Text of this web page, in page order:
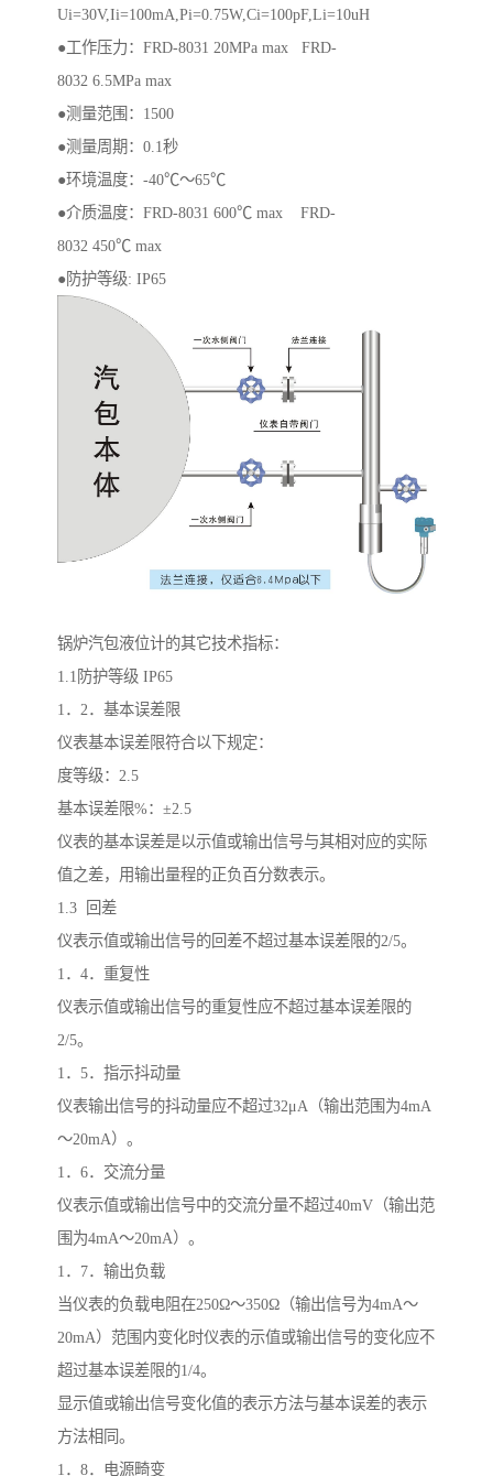
Ui=30V,Ii=100mA,Pi=0.75W,Ci=100pF,Li=10uH
●工作压力：FRD-8031 20MPa max FRD-
8032 6.5MPa max
●测量范围：1500
●测量周期：0.1秒
●环境温度：-40℃～65℃
●介质温度：FRD-8031 600℃ max FRD-
8032 450℃ max
●防护等级: IP65
锅炉汽包液位计的其它技术指标：
1.1防护等级 IP65
1．2．基本误差限
仪表基本误差限符合以下规定：
度等级：2.5
基本误差限%：±2.5
仪表的基本误差是以示值或输出信号与其相对应的实际
值之差，用输出量程的正负百分数表示。
1.3 回差
仪表示值或输出信号的回差不超过基本误差限的2/5。
1．4．重复性
仪表示值或输出信号的重复性应不超过基本误差限的
2/5。
1．5．指示抖动量
仪表输出信号的抖动量应不超过32μA（输出范围为4mA
～20mA）。
1．6．交流分量
仪表示值或输出信号中的交流分量不超过40mV（输出范
围为4mA～20mA）。
1．7．输出负载
当仪表的负载电阻在250Ω～350Ω（输出信号为4mA～
20mA）范围内变化时仪表的示值或输出信号的变化应不
超过基本误差限的1/4。
显示值或输出信号变化值的表示方法与基本误差的表示
方法相同。
1．8．电源畸变